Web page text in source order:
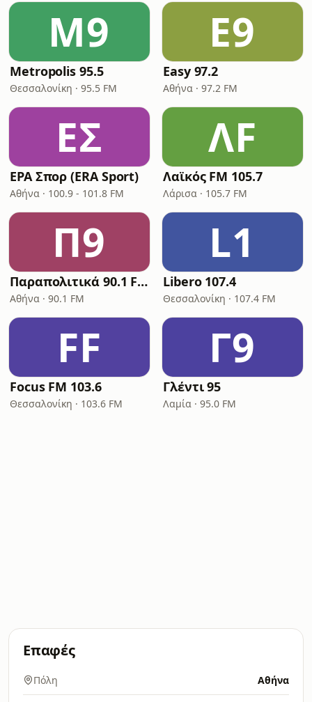
M9
Metropolis 95.5
Θεσσαλονίκη · 95.5 FM
E9
Easy 97.2
Αθήνα · 97.2 FM
ΕΣ
ΕΡΑ Σπορ (ERA Sport)
Αθήνα · 100.9 - 101.8 FM
ΛF
Λαϊκός FM 105.7
Λάρισα · 105.7 FM
Π9
Παραπολιτικά 90.1 FM
Αθήνα · 90.1 FM
L1
Libero 107.4
Θεσσαλονίκη · 107.4 FM
FF
Focus FM 103.6
Θεσσαλονίκη · 103.6 FM
Γ9
Γλέντι 95
Λαμία · 95.0 FM
Επαφές
Πόλη Αθήνα